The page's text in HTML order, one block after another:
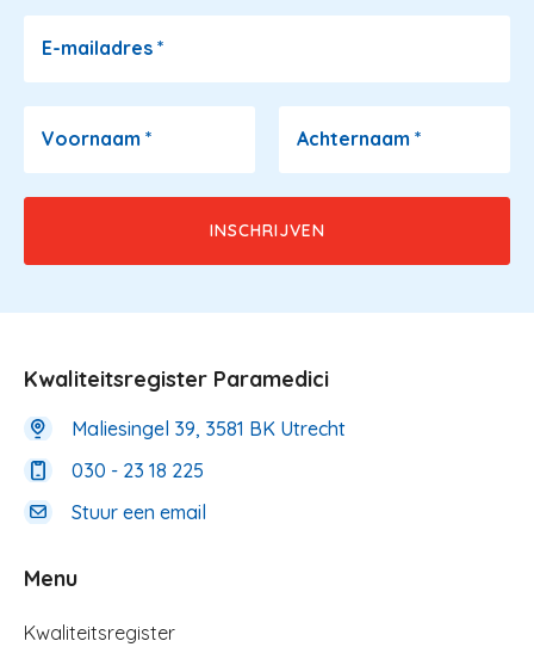
E-mailadres *
Voornaam * Achternaam *
Kwaliteitsregister Paramedici
Maliesingel 39, 3581 BK Utrecht
030 - 23 18 225
Stuur een email
Menu
Menu
Kwaliteitsregister